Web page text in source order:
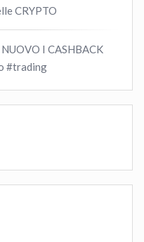
CRYPTO
I CASHBACK
#trading